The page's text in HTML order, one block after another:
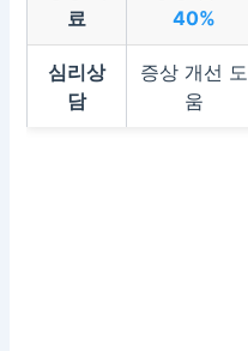
료
40%
심리상
담
증상 개선 도
움